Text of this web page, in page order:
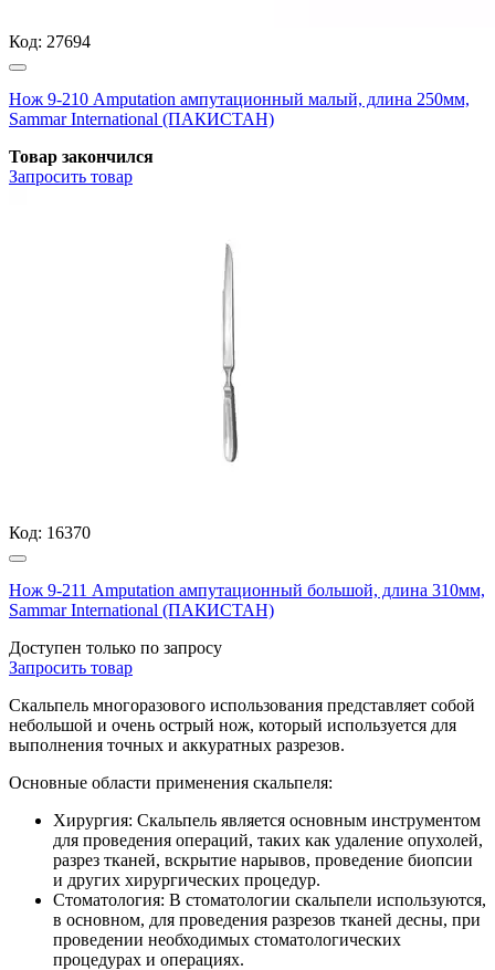
Код: 27694
Нож 9-210 Amputation ампутационный малый, длина 250мм,
Sammar International (ПАКИСТАН)
Товар закончился
Запросить товар
Код: 16370
Нож 9-211 Amputation ампутационный большой, длина 310мм,
Sammar International (ПАКИСТАН)
Доступен только по запросу
Запросить товар
Скальпель многоразового использования представляет собой
небольшой и очень острый нож, который используется для
выполнения точных и аккуратных разрезов.
Основные области применения скальпеля:
Хирургия: Скальпель является основным инструментом
для проведения операций, таких как удаление опухолей,
разрез тканей, вскрытие нарывов, проведение биопсии
и других хирургических процедур.
Стоматология: В стоматологии скальпели используются,
в основном, для проведения разрезов тканей десны, при
проведении необходимых стоматологических
процедурах и операциях.